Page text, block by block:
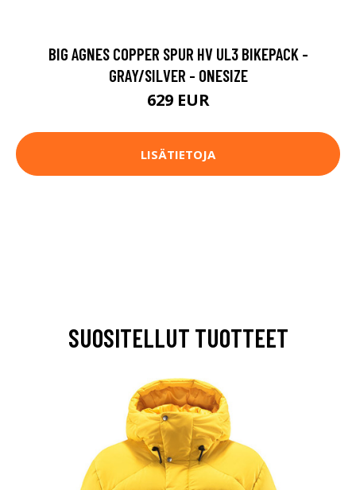
BIG AGNES COPPER SPUR HV UL3 BIKEPACK -
GRAY/SILVER - ONESIZE
629 EUR
LISÄTIETOJA
SUOSITELLUT TUOTTEET